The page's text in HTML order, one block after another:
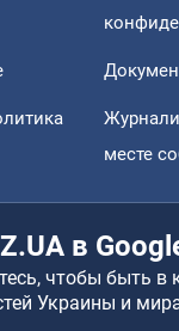
месте
в
чтобы быть в
Украины и